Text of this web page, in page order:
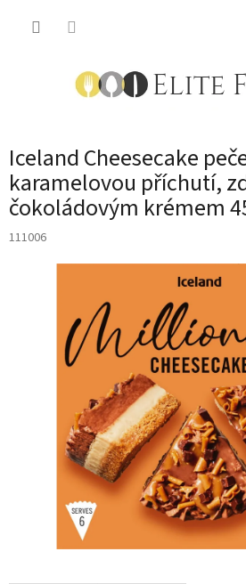
Iceland Cheesecake
karamelovou příchutí,
čokoládovým krémem
111006